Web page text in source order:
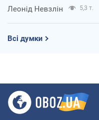
Леонід Невзлін 5,3 т.
Всі думки